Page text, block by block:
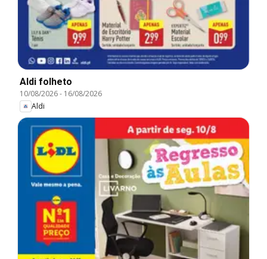
Aldi folheto
10/08/2026- 16/08/2026
Aldi